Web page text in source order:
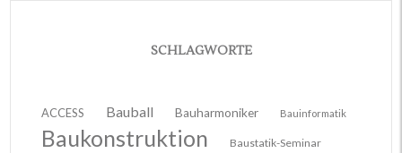
SCHLAGWORTE
ACCESS Bauball Bauharmoniker Bauinformatik
Baukonstruktion Baustatik-Seminar